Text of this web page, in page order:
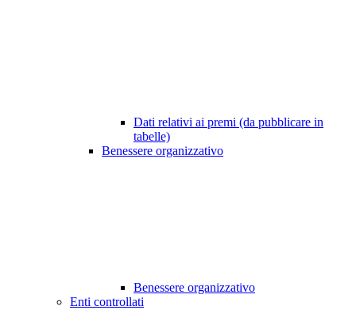
Dati relativi ai premi (da pubblicare in
tabelle)
Benessere organizzativo
Benessere organizzativo
Enti controllati